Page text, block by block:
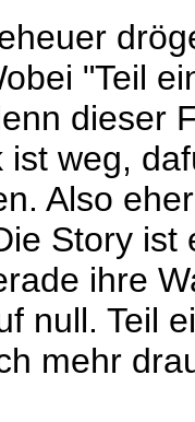
"Teil
dieser
ist weg,
Also
Story
ihre
null. Teil
mehr